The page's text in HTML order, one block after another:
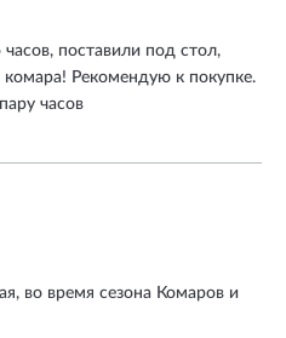
поставили под стол,
Рекомендую к покупке.
часов
во время сезона Комаров и